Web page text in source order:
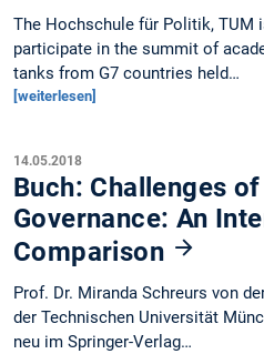
The Hochschule für Politik, TUM
participate in the summit of
tanks from G7 countries held…
[weiterlesen]
14.05.2018
Buch: Challenges
Governance: An
Comparison
Prof. Dr. Miranda Schreurs von
der Technischen Universität
neu im Springer-Verlag…